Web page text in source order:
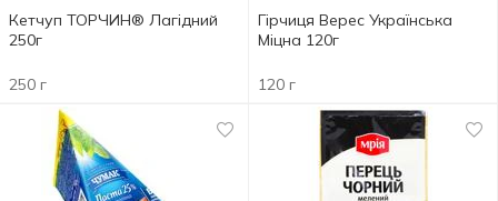
Кетчуп ТОРЧИН® Лагідний
250г
250 г
Гірчиця Верес Українська
Міцна 120г
120 г